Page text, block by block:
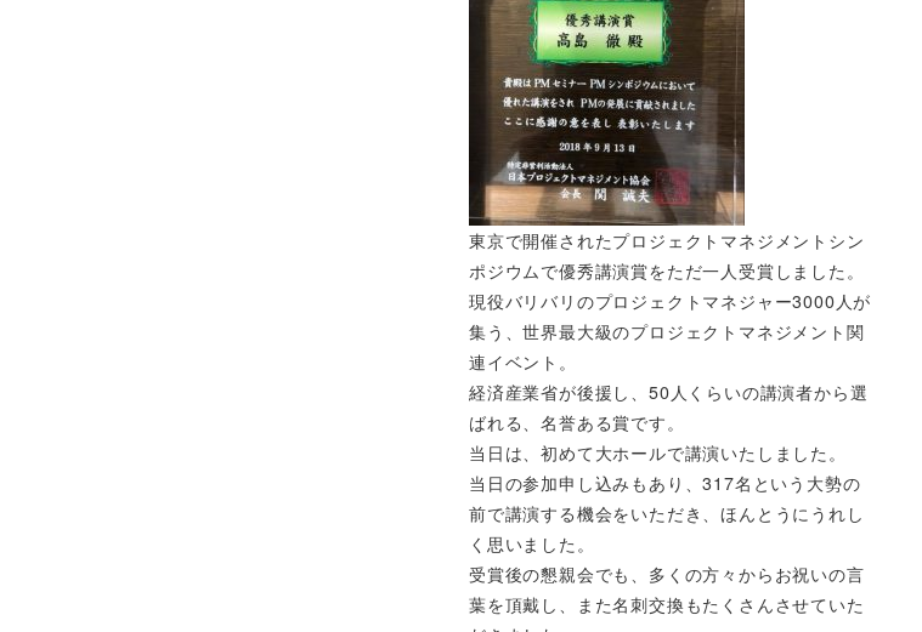
東京で開催されたプロジェクトマネジメントシン
ポジウムで優秀講演賞をただ一人受賞しました。
現役バリバリのプロジェクトマネジャー3000人が
集う、世界最大級のプロジェクトマネジメント関
連イベント。
経済産業省が後援し、50人くらいの講演者から選
ばれる、名誉ある賞です。
当日は、初めて大ホールで講演いたしました。
当日の参加申し込みもあり、317名という大勢の
前で講演する機会をいただき、ほんとうにうれし
く思いました。
受賞後の懇親会でも、多くの方々からお祝いの言
葉を頂戴し、また名刺交換もたくさんさせていた